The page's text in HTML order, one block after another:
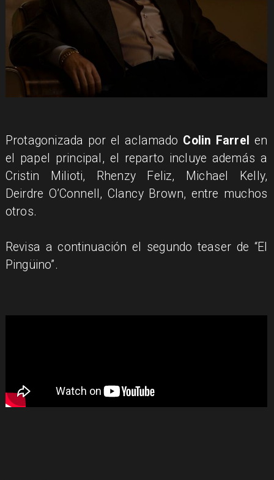
Protagonizada por el aclamado Colin Farrel en
el papel principal, el reparto incluye además a
Cristin Milioti, Rhenzy Feliz, Michael Kelly,
Deirdre O’Connell, Clancy Brown, entre muchos
otros.
Revisa a continuación el segundo teaser de “El
Pingüino”.